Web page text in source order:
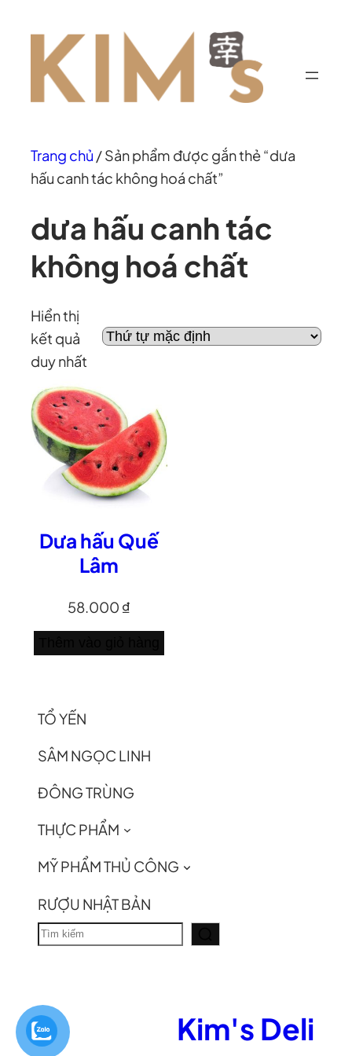
đến
dung
Trang chủ / Sản phẩm được gắn thẻ “dưa
hấu canh tác không hoá chất”
dưa hấu canh tác
không hoá chất
Hiển thị
kết quả
duy nhất
Dưa hấu Quế
Lâm
58.000 ₫
TỔ YẾN
SÂM NGỌC LINH
ĐÔNG TRÙNG
THỰC PHẨM
MỸ PHẨM THỦ CÔNG
RƯỢU NHẬT BẢN
T
k
i
ế
Kim's Deli